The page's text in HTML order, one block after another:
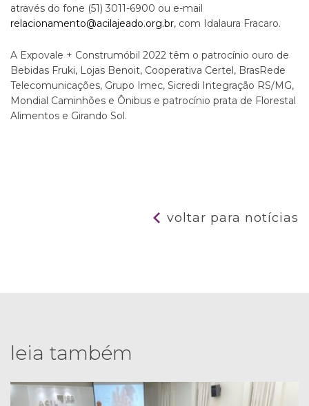
através do fone (51) 3011-6900 ou e-mail
relacionamento@acilajeado.org.br, com Idalaura Fracaro.
A Expovale + Construmóbil 2022 têm o patrocínio ouro de
Bebidas Fruki, Lojas Benoit, Cooperativa Certel, BrasRede
Telecomunicações, Grupo Imec, Sicredi Integração RS/MG,
Mondial Caminhões e Ônibus e patrocínio prata de Florestal
Alimentos e Girando Sol.
voltar para notícias
leia também